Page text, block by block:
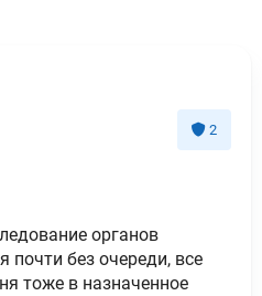
2
органов
без очереди, все
тоже в назначенное